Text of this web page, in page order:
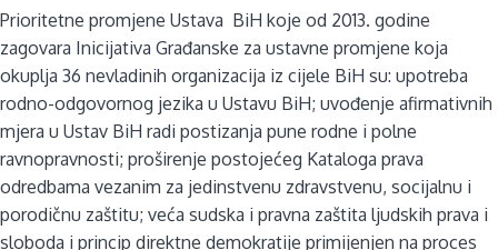
Prioritetne promjene Ustava BiH koje od 2013. godine
zagovara Inicijativa Građanske za ustavne promjene koja
okuplja 36 nevladinih organizacija iz cijele BiH su: upotreba
rodno-odgovornog jezika u Ustavu BiH; uvođenje afirmativnih
mjera u Ustav BiH radi postizanja pune rodne i polne
ravnopravnosti; proširenje postojećeg Kataloga prava
odredbama vezanim za jedinstvenu zdravstvenu, socijalnu i
porodičnu zaštitu; veća sudska i pravna zaštita ljudskih prava i
sloboda i princip direktne demokratije primijenjen na proces